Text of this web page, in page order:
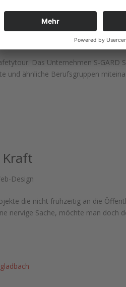
Das Unternehmen S-GARD
und ähnliche Berufsgruppen
Design
die nicht frühzeitig an die
nervige Sache, möchte man doch